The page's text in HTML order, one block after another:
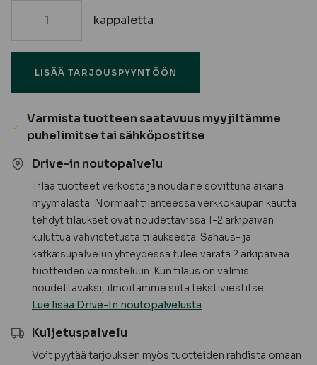
115x115x3000
kestopuu
AB
TILAUSTUOTE
määrä
kappaletta
LISÄÄ TARJOUSPYYNTÖÖN
Varmista tuotteen saatavuus myyjiltämme
puhelimitse tai sähköpostitse
Drive-in noutopalvelu
Tilaa tuotteet verkosta ja nouda ne sovittuna aikana
myymälästä. Normaalitilanteessa verkkokaupan kautta
tehdyt tilaukset ovat noudettavissa 1-2 arkipäivän
kuluttua vahvistetusta tilauksesta. Sahaus- ja
katkaisupalvelun yhteydessä tulee varata 2 arkipäivää
tuotteiden valmisteluun. Kun tilaus on valmis
noudettavaksi, ilmoitamme siitä tekstiviestitse.
Lue lisää Drive-In noutopalvelusta
Kuljetuspalvelu
Voit pyytää tarjouksen myös tuotteiden rahdista omaan